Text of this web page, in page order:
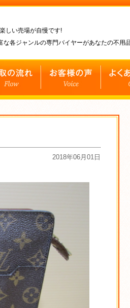
しい売場が自慢です!
各ジャンルの専門バイヤーがあなたの不用
2018年06月01日